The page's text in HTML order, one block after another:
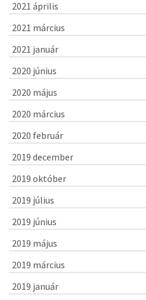
2021 április
2021 március
2021 január
2020 június
2020 május
2020 március
2020 február
2019 december
2019 október
2019 július
2019 június
2019 május
2019 március
2019 január